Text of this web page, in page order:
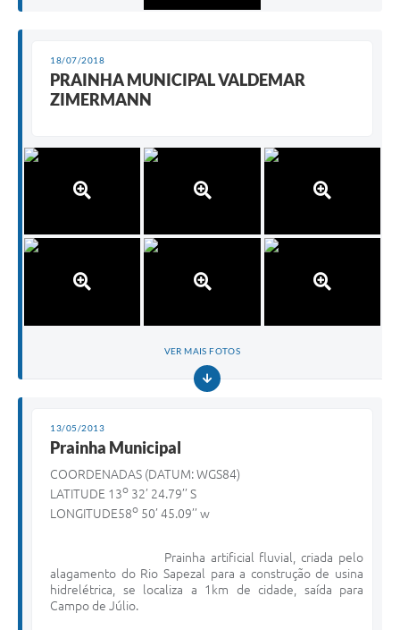
18/07/2018
PRAINHA MUNICIPAL VALDEMAR
ZIMERMANN
VER MAIS FOTOS
13/05/2013
Prainha Municipal
COORDENADAS (DATUM: WGS84)
LATITUDE 13o 32’ 24.79’’ S
LONGITUDE58o 50’ 45.09’’ w
Prainha artificial fluvial, criada pelo
alagamento do Rio Sapezal para a construção de usina
hidrelétrica, se localiza a 1km de cidade, saída para
Campo de Júlio.